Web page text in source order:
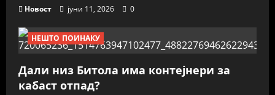
Новост јуни 11, 2026 0
НЕШТО ПОИНАКУ
Дали низ Битола има контејнери за
кабаст отпад?